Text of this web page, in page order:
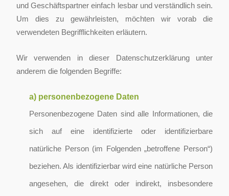
und Geschäftspartner einfach lesbar und verständlich sein.
Um dies zu gewährleisten, möchten wir vorab die
verwendeten Begrifflichkeiten erläutern.
Wir verwenden in dieser Datenschutzerklärung unter
anderem die folgenden Begriffe:
a) personenbezogene Daten
Personenbezogene Daten sind alle Informationen, die
sich auf eine identifizierte oder identifizierbare
natürliche Person (im Folgenden „betroffene Person“)
beziehen. Als identifizierbar wird eine natürliche Person
angesehen, die direkt oder indirekt, insbesondere